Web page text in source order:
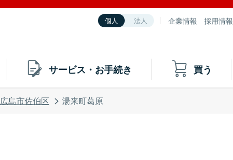
個人 法人 企業情報 採用情報
サービス・お手続き 買う
広島市佐伯区 湯来町葛原